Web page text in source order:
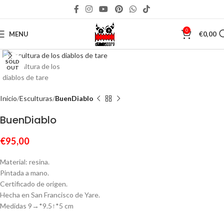
MENU 0 €0,00
SOLD
OUT
Inicio Esculturas BuenDiablo
BuenDiablo
€95,00
Material: resina.
Pintada a mano.
Certificado de origen.
Hecha en San Francisco de Yare.
Medidas 9→*9.5↑*5 cm